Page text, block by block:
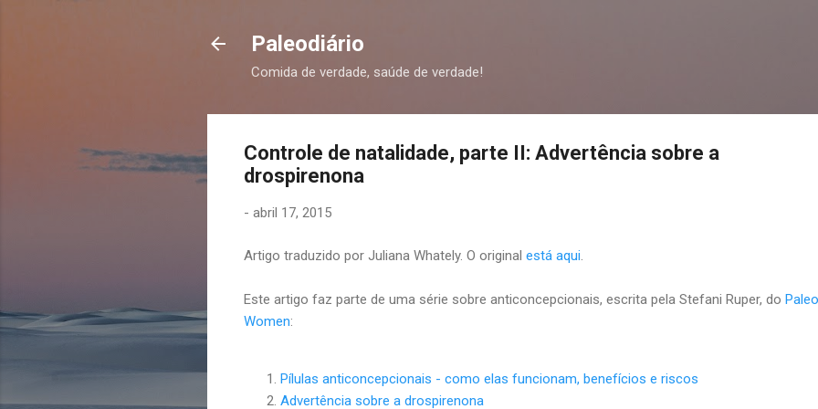
Paleodiário
Comida de verdade, saúde de verdade!
Controle de natalidade, parte II: Advertência sobre a
drospirenona
- abril 17, 2015
Artigo traduzido por Juliana Whately. O original está aqui
Este artigo faz parte de uma série sobre anticoncepcionais, escrita pela Stefani Ruper, do
Women:
Pílulas anticoncepcionais - como elas funcionam, benefícios e riscos
Advertência sobre a drospirenona